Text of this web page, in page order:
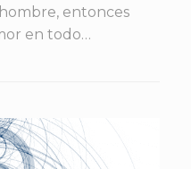
entonces
en todo…